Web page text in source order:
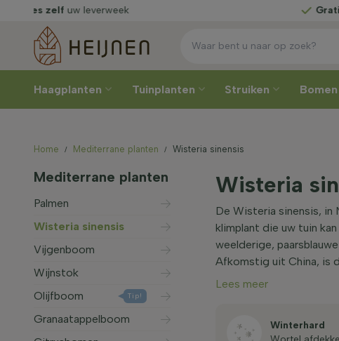
Rechtstreeksvan de kweker Kies
Haagplanten Tuinplanten Struiken Bomen
Home Mediterrane planten Wisteria sinensis
Mediterrane planten
Palmen
Wisteria sinensis
Vijgenboom
Wijnstok
Olijfboom
Tip!
Granaatappelboom
Wisteria
De Wisteria sinensis, in
klimplant die uw tuin
weelderige,
Afkomstig uit China, is
Lees meer
Winterhard